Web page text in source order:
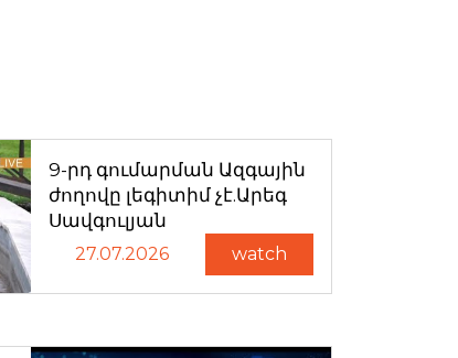
9-րդ գումարման Ազգային
ժողովը լեգիտիմ չէ.Արեգ
Սավգուլյան
27.07.2026 watch